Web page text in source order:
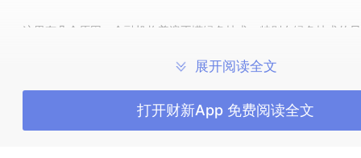
这里有几个原因：金融机构普遍不懂绿色技术，特别在绿色技术的
构投入的话风险是非常大的，因为不确定性非常强。从政府的政策来
型机构投资者、国有机构投资者，在考评方面是有压力的。
展开阅读全文
打开财新App 免费阅读全文